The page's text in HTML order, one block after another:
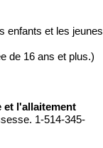
enfants et les jeunes
de 16 ans et plus.)
et l'allaitement
1-514-345-